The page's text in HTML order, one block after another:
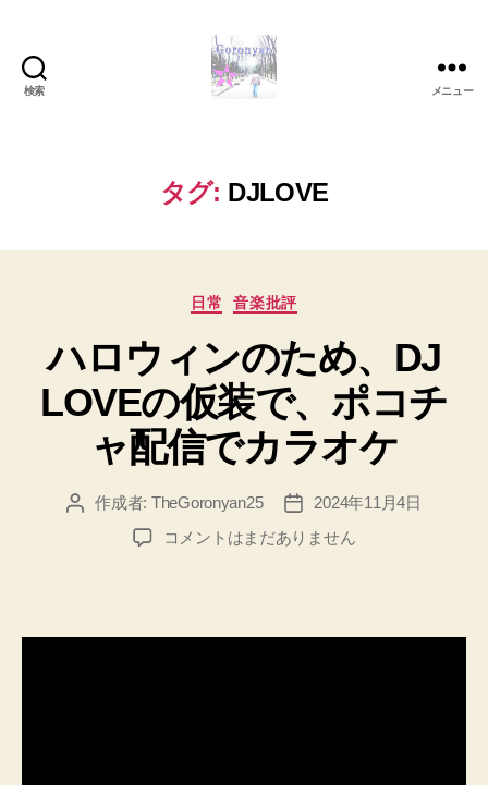
検索
マ
イ
ド
音
と
日
常
の
こ
と
メニュー
タグ: DJLOVE
カ
ゴ
リ
ー
日常 音楽批評
ハロウィンのため、DJ
LOVEの仮装で、ポコチ
ャ配信でカラオケ
投 作成者: TheGoronyan25
投
稿
日
2024年11月4日
ハ
ン
コメントはまだありません